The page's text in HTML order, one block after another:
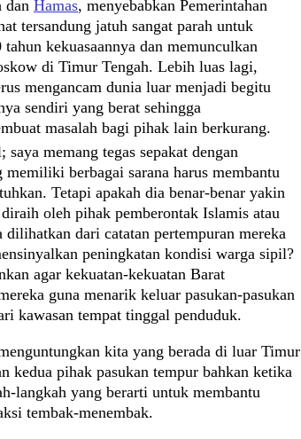
dan Hamas, menyebabkan Pemerintahan
tersandung jatuh sangat parah untuk
kekuasaannya dan memunculkan
di Timur Tengah. Lebih luas lagi,
mengancam dunia luar menjadi begitu
sendiri yang berat sehingga
masalah bagi pihak lain berkurang.
saya memang tegas sepakat dengan
memiliki berbagai sarana harus membantu
Tetapi apakah dia benar-benar yakin
oleh pihak pemberontak Islamis atau
dilihatkan dari catatan pertempuran mereka
peningkatan kondisi warga sipil?
agar kekuatan-kekuatan Barat
guna menarik keluar pasukan-pasukan
kawasan tempat tinggal penduduk.
kita yang berada di luar Timur
kedua pihak pasukan tempur bahkan ketika
langkah yang berarti untuk membantu
tembak-menembak.